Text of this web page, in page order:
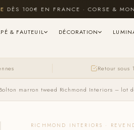
100€ EN FRANCE · CORSE &
& FAUTEUIL DÉCORATION
Retour sous
marron tweed Richmond Interiors – lot
RICHMOND INTERIORS ·